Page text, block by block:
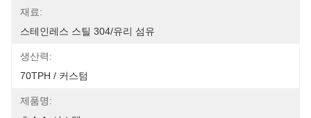
재료:
스테인레스 스틸 304/유리 섬유
생산력:
70TPH / 커스텀
제품명: